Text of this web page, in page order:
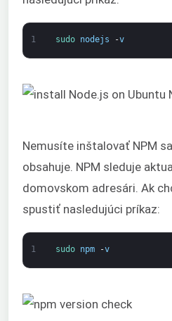
1 sudo nodejs -v
Nemusíte inštalovať NPM
obsahuje. NPM sleduje
domovskom adresári. Ak
spustiť nasledujúci príkaz:
1 sudo npm -v